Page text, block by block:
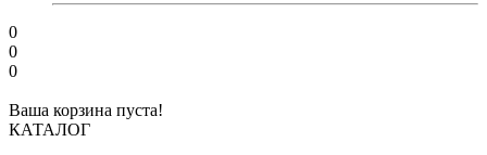
0
0
0
Ваша корзина пуста!
КАТАЛОГ